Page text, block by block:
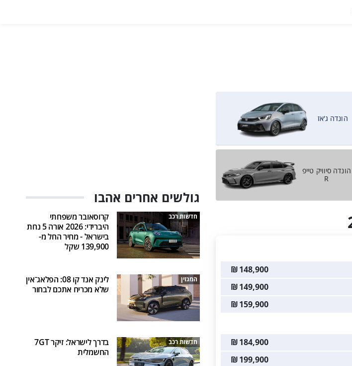
הונדה ג'אז
הונדה סיוויק טייפ
R
148,900
₪
149,900
₪
159,900
₪
184,900
₪
199,900
₪
גולשים אחרים אהבו
חדשות רכב
קרוסאובר משפחתי
היברידי: 2026 אורה 5 נחת
בישראל - מחיר החל מ-
139,900 שקל
המגזין
לינק אנד קו 08: הפלאג־אין
שלא מכריח אתכם לבחור
חדשות רכב
בדרך לישראל: זיקר 7GT
החשמלית